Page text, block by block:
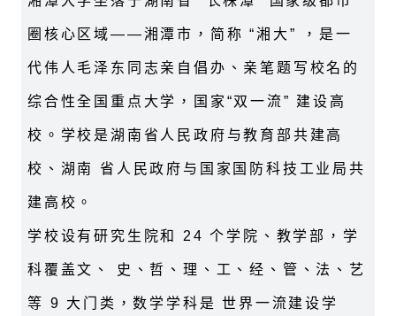
圈核心区域——湘潭市，简称 “湘大” ，是一
代伟人毛泽东同志亲自倡办、亲笔题写校名的
综合性全国重点大学，国家“双一流” 建设高
校。学校是湖南省人民政府与教育部共建高
校、湖南 省人民政府与国家国防科技工业局共
建高校。
学校设有研究生院和 24 个学院、教学部，学
科覆盖文、 史、哲、理、工、经、管、法、艺
等 9 大门类，数学学科是 世界一流建设学